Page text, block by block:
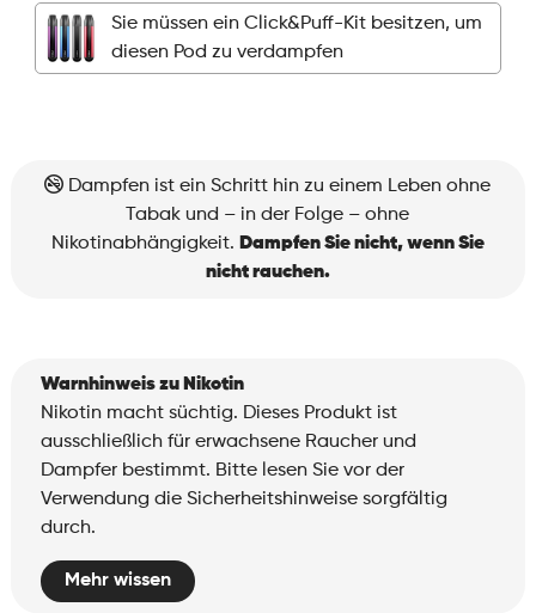
Pod
Icy
Sie müssen ein Click&Puff-Kit besitzen, um
diesen Pod zu verdampfen
Dampfen ist ein Schritt hin zu einem Leben ohne
Tabak und – in der Folge – ohne
Nikotinabhängigkeit. Dampfen Sie nicht, wenn Sie
nicht rauchen.
Warnhinweis zu Nikotin
Nikotin macht süchtig. Dieses Produkt ist
ausschließlich für erwachsene Raucher und
Dampfer bestimmt. Bitte lesen Sie vor der
Verwendung die Sicherheitshinweise sorgfältig
durch.
Mehr wissen